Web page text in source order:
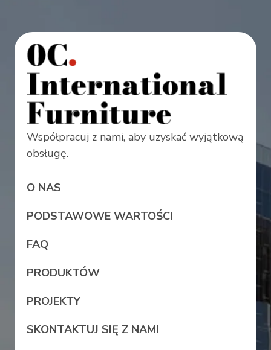
Współpracuj z nami, aby uzyskać wyjątkową
obsługę.
O NAS
PODSTAWOWE WARTOŚCI
FAQ
PRODUKTÓW
PROJEKTY
SKONTAKTUJ SIĘ Z NAMI